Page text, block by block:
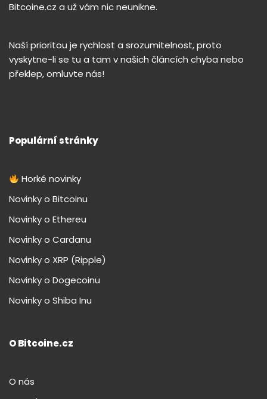
Bitcoine.cz a už vám nic neunikne.
Naší prioritou je rychlost a srozumitelnost, proto
vyskytne-li se tu a tam v našich článcích chyba nebo
překlep, omluvte nás!
Populární stránky
Horké novinky
Novinky o Bitcoinu
Novinky o Ethereu
Novinky o Cardanu
Novinky o XRP (Ripple)
Novinky o Dogecoinu
Novinky o Shiba Inu
O Bitcoine.cz
O nás